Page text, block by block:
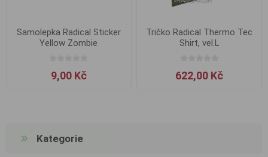
Samolepka Radical Sticker
Yellow Zombie
9,00 Kč
Tričko Radical Thermo Tec
Shirt, vel.L
622,00 Kč
Kategorie